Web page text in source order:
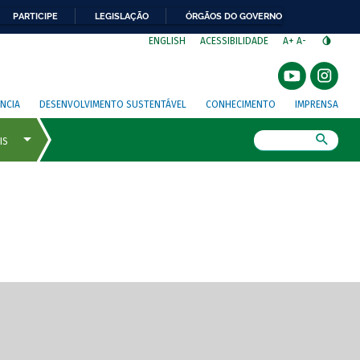
PARTICIPE LEGISLAÇÃO ÓRGÃOS DO GOVERNO
ENGLISH ACESSIBILIDADE A+ A-
DESENVOLVIMENTO SUSTENTÁVEL CONHECIMENTO IMPRENSA
de tela